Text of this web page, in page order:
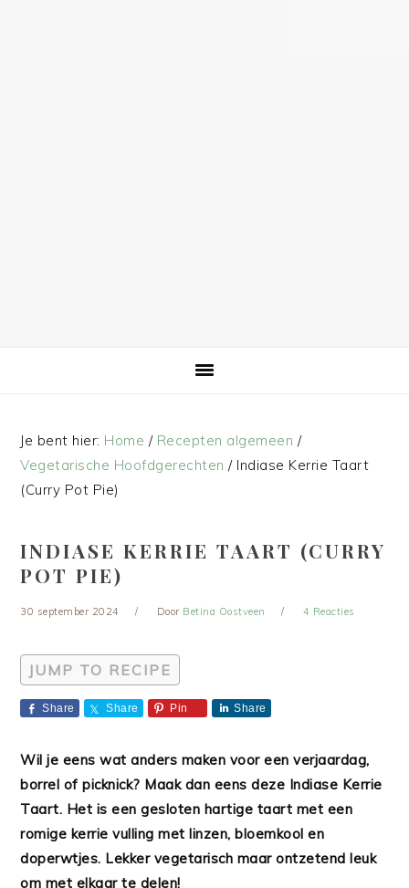
Je bent hier: Home / Recepten algemeen /
Vegetarische Hoofdgerechten /Indiase Kerrie Taart
(Curry Pot Pie)
INDIASE KERRIE TAART (CURRY
POT PIE)
30 september 2024 Door Betina Oostveen 4 Reacties
JUMP TO RECIPE
Share Share Pin Share
Wil je eens wat anders maken voor een verjaardag,
borrel of picknick? Maak dan eens deze Indiase Kerrie
Taart. Het is een gesloten hartige taart met een
romige kerrie vulling met linzen, bloemkool en
doperwtjes. Lekker vegetarisch maar ontzetend leuk
om met elkaar te delen!